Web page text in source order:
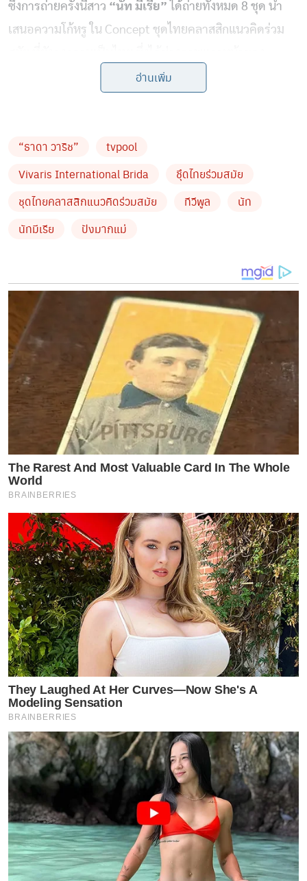
ซึ่งการถ่ายครั้งนี้สาว “นัท มีเรีย” ได้ถ่ายทั้งหมด 8 ชุด นำ
เสนอความโก้หรู ใน Concept ชุดไทยคลาสสิกแนวคิดร่วม
ประเทศไทย “ธาดา วาริช” เป็นช่างภาพ แต่ละชุดมีความ
!!! “
by TVPOOL ONLINE
อ่านเพิ่ม
“ธาดา วาริช”
tvpool
Vivaris International Brida
ชึุดไทยร่วมสมัย
ชุดไทยคลาสสิกแนวคิดร่วมสมัย
ทีวีพูล
นัท
นัทมีเรีย
ปังมากแม่
The Rarest And Most Valuable Card In The Whole
World
BRAINBERRIES
They Laughed At Her Curves—Now She's A
Modeling Sensation
BRAINBERRIES